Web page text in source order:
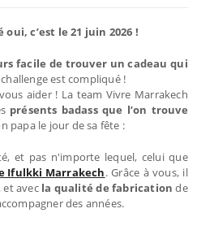
c’est le 21 juin 2026 !
facile de trouver un cadeau qui
challenge est compliqué !
aider ! La team Vivre Marrakech
présents badass que l’on trouve
papa le jour de sa fête :
et pas n'importe lequel, celui que
Ifulkki Marrakech. Grâce à vous, il
et avec la qualité de fabrication de
des années.